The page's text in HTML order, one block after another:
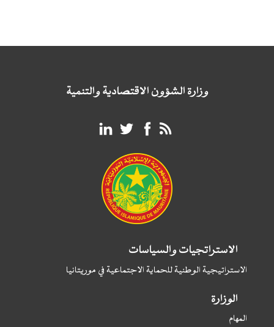
وزارة الشؤون الاقتصادية والتنمية
الاستراتجيات والسياسات
الاستراتيجية الوطنية للحماية الاجتماعية في موريتانيا
الوزارة
المهام